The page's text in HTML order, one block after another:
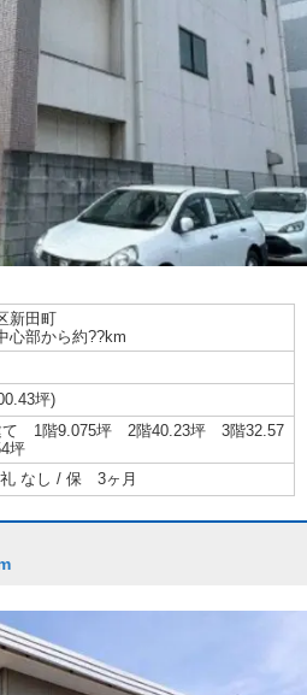
新田町
心部から約??km
坪)
て 1階9.075坪 2階40.23坪 3階32.57
坪
礼 なし / 保 3ヶ月